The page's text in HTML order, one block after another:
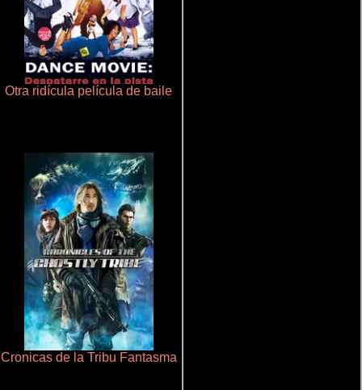
Otra ridícula película de baile
Cronicas de la Tribu Fantasma